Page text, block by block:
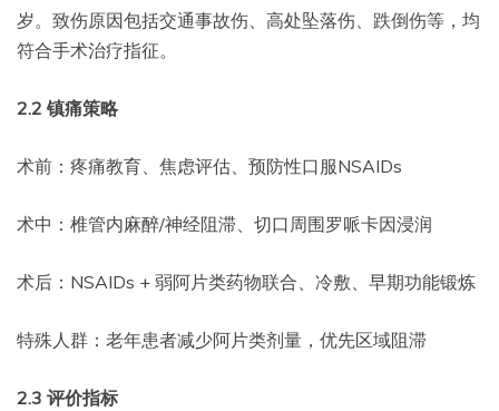
岁。致伤原因包括交通事故伤、高处坠落伤、跌倒伤等，均
符合手术治疗指征。
2.2 镇痛策略
术前：疼痛教育、焦虑评估、预防性口服NSAIDs
术中：椎管内麻醉/神经阻滞、切口周围罗哌卡因浸润
术后：NSAIDs + 弱阿片类药物联合、冷敷、早期功能锻炼
特殊人群：老年患者减少阿片类剂量，优先区域阻滞
2.3 评价指标